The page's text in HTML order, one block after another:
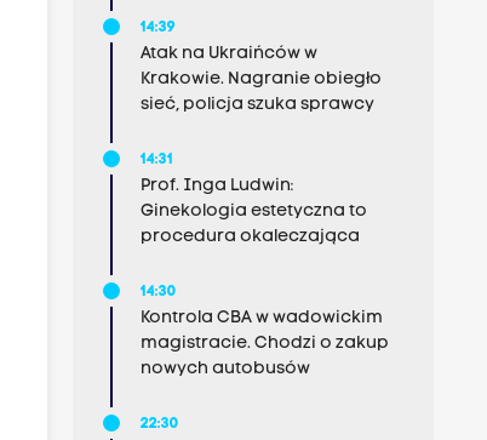
14:39
Atak na Ukraińców w
Krakowie. Nagranie obiegło
sieć, policja szuka sprawcy
14:31
Prof. Inga Ludwin:
Ginekologia estetyczna to
procedura okaleczająca
14:30
Kontrola CBA w wadowickim
magistracie. Chodzi o zakup
nowych autobusów
22:30